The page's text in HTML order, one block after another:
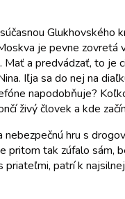
Glukhovského
je pevne zovretá
Mať a predvádzať, to je
Iľja sa do nej na
napodobňuje?
živý človek a kde
hru s
pritom tak zúfalo sám,
patrí k